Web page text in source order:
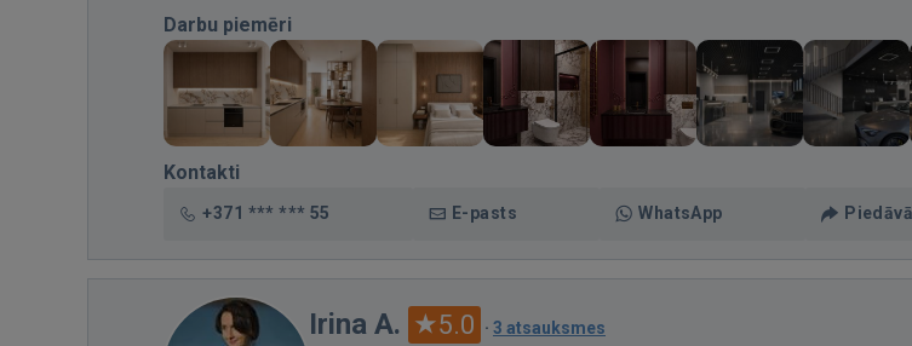
Darbu piemēri
Kontakti
+371 *** *** 55 E-pasts WhatsApp
Irina A. 5.0 · 3 atsauksmes